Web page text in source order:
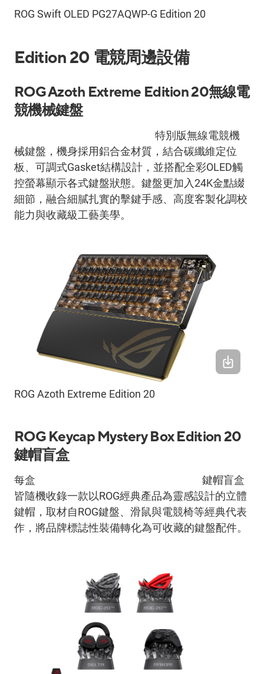
ROG Swift OLED PG27AQWP-G Edition 20
Edition 20 電競周邊設備
ROG Azoth Extreme Edition 20無線電
競機械鍵盤
特別版無線電競機
械鍵盤，機身採用鋁合金材質，結合碳纖維定位
板、可調式Gasket結構設計，並搭配全彩OLED觸
控螢幕顯示各式鍵盤狀態。鍵盤更加入24K金點綴
細節，融合細膩扎實的擊鍵手感、高度客製化調校
能力與收藏級工藝美學。
ROG Azoth Extreme Edition 20
ROG Keycap Mystery Box Edition 20
鍵帽盲盒
每盒
鍵帽盲盒
皆隨機收錄一款以ROG經典產品為靈感設計的立體
鍵帽，取材自ROG鍵盤、滑鼠與電競椅等經典代表
作，將品牌標誌性裝備轉化為可收藏的鍵盤配件。